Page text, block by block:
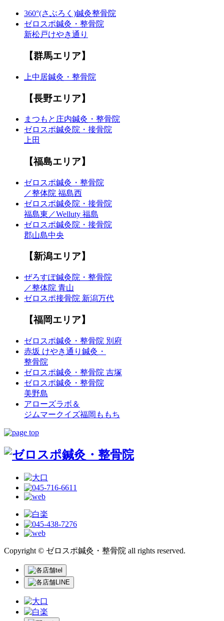
360°(さぶろく)鍼灸整骨院
ゼロスポ鍼灸・整骨院
新松戸けやき通り
【群馬エリア】
上中居鍼灸・整骨院
【長野エリア】
まつもと庄内鍼灸・整骨院
ゼロスポ鍼灸院・接骨院
上田
【福島エリア】
ゼロスポ鍼灸・整骨院
／整体院 福島西
ゼロスポ鍼灸院・接骨院
福島東／Welluty 福島
ゼロスポ鍼灸院・接骨院
郡山島中央
【新潟エリア】
ぜろすぽ鍼灸院・整骨院
／整体院 青山
ゼロスポ接骨院 新潟万代
【福岡エリア】
ゼロスポ鍼灸・整骨院 別府
赤坂 けやき通り鍼灸・
整骨院
ゼロスポ鍼灸・整骨院 吉塚
ゼロスポ鍼灸・整骨院
美野島
アローズラボ＆
ジムマークイズ福岡ももち
Copyright © ゼロスポ鍼灸・整骨院 all rights reserved.